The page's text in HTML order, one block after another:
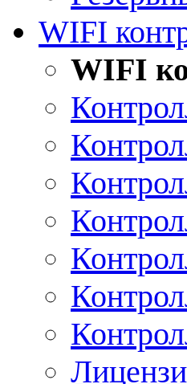
WIFI
WIFI